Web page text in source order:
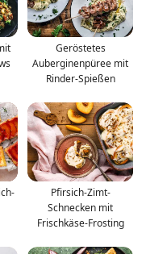
Geröstetes
Auberginenpüree mit
Rinder-Spießen
Pfirsich-Zimt-
Schnecken mit
Frischkäse-Frosting